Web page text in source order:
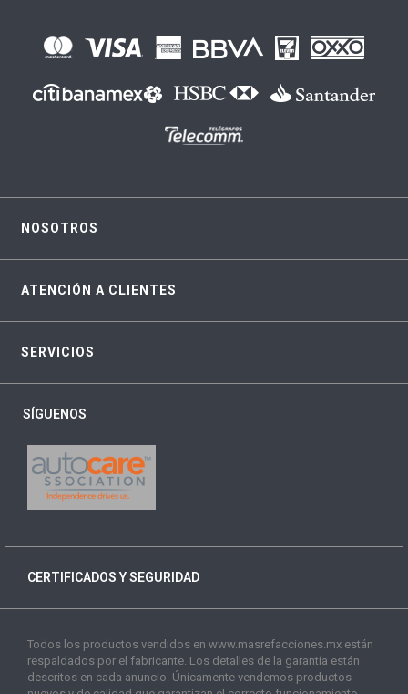
NOSOTROS
ATENCIÓN A CLIENTES
SERVICIOS
SÍGUENOS
CERTIFICADOS Y SEGURIDAD
Todos los productos vendidos en www.masrefacciones.mx están
respaldados por el fabricante. Los detalles de la garantía están
descritos en cada anuncio. Únicamente vendemos productos